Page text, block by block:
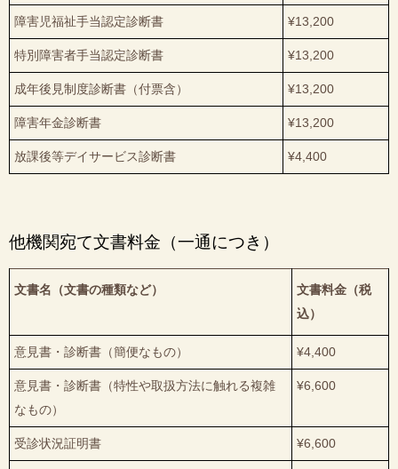
障害児福祉手当認定診断書 ¥13,200
特別障害者手当認定診断書 ¥13,200
成年後見制度診断書（付票含） ¥13,200
障害年金診断書 ¥13,200
放課後等デイサービス診断書 ¥4,400
他機関宛て文書料金（一通につき）
文書名（文書の種類など）
文書料金（税
込）
意見書・診断書（簡便なもの） ¥4,400
意見書・診断書（特性や取扱方法に触れる複雑
なもの）
¥6,600
受診状況証明書 ¥6,600